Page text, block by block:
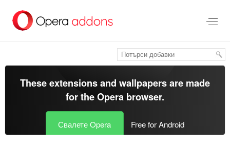
главното
съдържание
These extensions and wallpapers are made
for theOpera browser.
Свалете Opera Free for Android